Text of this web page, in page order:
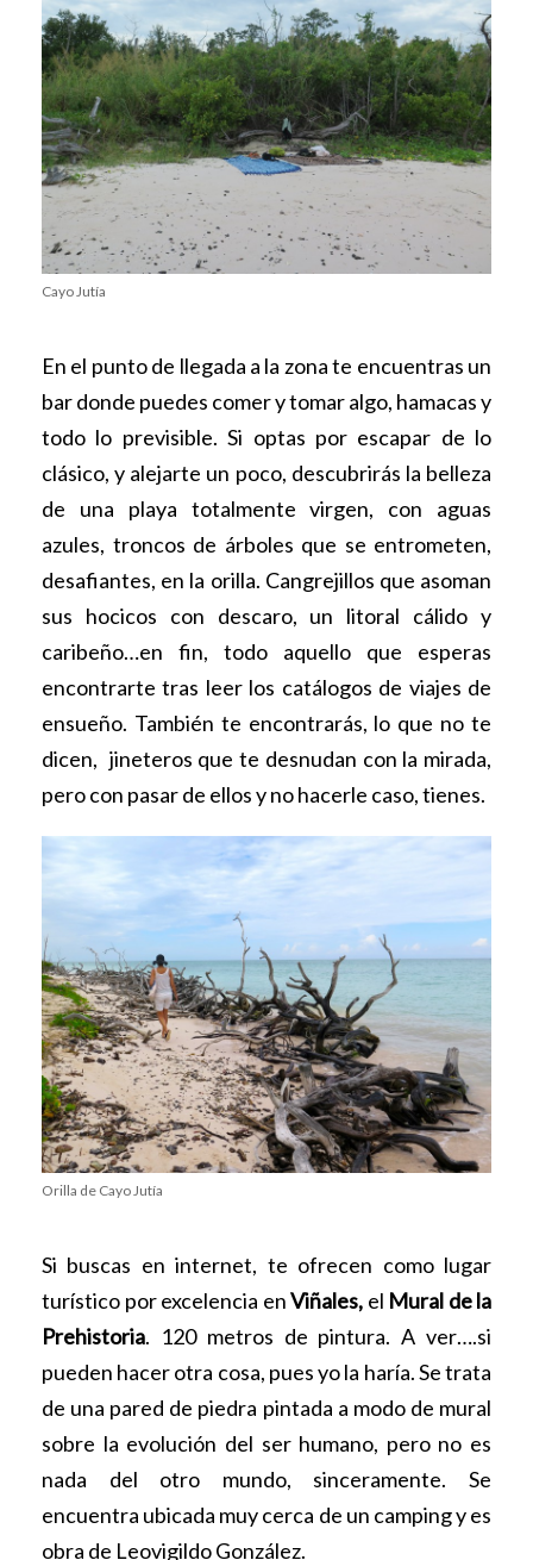
Cayo Jutía
En el punto de llegada a la zona te encuentras un
bar donde puedes comer y tomar algo, hamacas y
todo lo previsible. Si optas por escapar de lo
clásico, y alejarte un poco, descubrirás la belleza
de una playa totalmente virgen, con aguas
azules, troncos de árboles que se entrometen,
desafiantes, en la orilla. Cangrejillos que asoman
sus hocicos con descaro, un litoral cálido y
caribeño…en fin, todo aquello que esperas
encontrarte tras leer los catálogos de viajes de
ensueño. También te encontrarás, lo que no te
dicen, jineteros que te desnudan con la mirada,
pero con pasar de ellos y no hacerle caso, tienes.
Orilla de Cayo Jutía
Si buscas en internet, te ofrecen como lugar
turístico por excelencia enViñales, el Mural de la
Prehistoria. 120 metros de pintura. A ver….si
pueden hacer otra cosa, pues yo la haría. Se trata
de una pared de piedra pintada a modo de mural
sobre la evolución del ser humano, pero no es
nada del otro mundo, sinceramente. Se
encuentra ubicada muy cerca de un camping y es
obra de Leovigildo González.